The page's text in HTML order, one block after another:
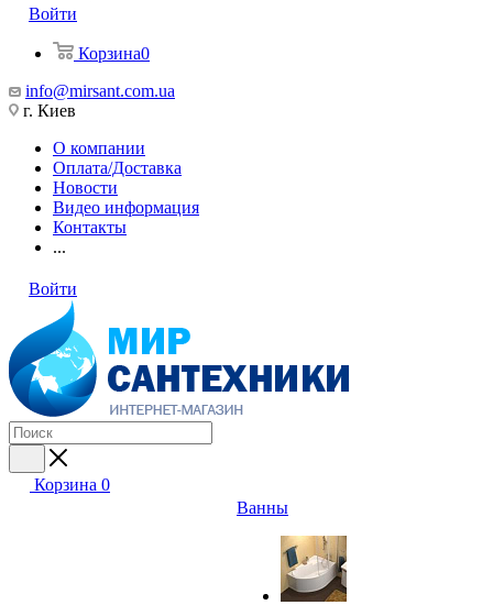
Войти
Корзина0
info@mirsant.com.ua
г. Киев
О компании
Оплата/Доставка
Новости
Видео информация
Контакты
...
Войти
Корзина 0
Ванны